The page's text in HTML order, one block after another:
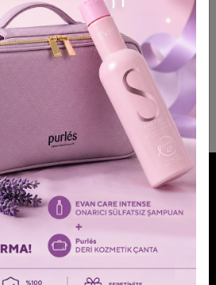
haberdan olun.